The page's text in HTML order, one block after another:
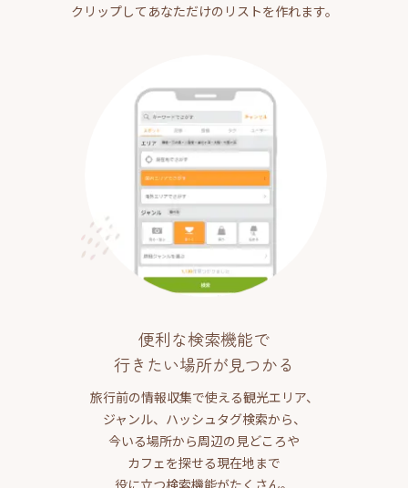
クリップしてあなただけのリストを作れます。
便利な検索機能で
行きたい場所が見つかる
旅行前の情報収集で使える観光エリア、
ジャンル、ハッシュタグ検索から、
今いる場所から周辺の見どころや
カフェを探せる現在地まで